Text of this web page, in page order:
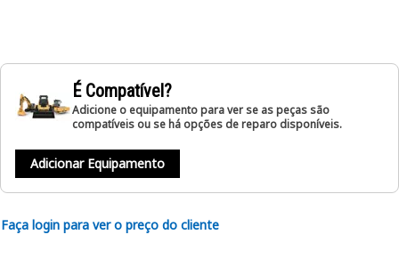
É Compatível?
Adicione o equipamento para ver se as peças são
compatíveis ou se há opções de reparo disponíveis.
Adicionar Equipamento
Faça login para ver o preço do cliente